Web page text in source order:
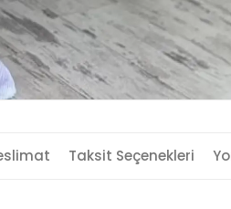
Taksit Seçenekleri